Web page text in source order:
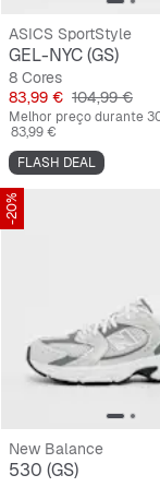
ASICS SportStyle
GEL-NYC (GS)
8 Cores
Preço
83,99 € Preço original
104,99 €
Melhor preço durante
83,99 €
FLASH DEAL
-20%
New Balance
530 (GS)